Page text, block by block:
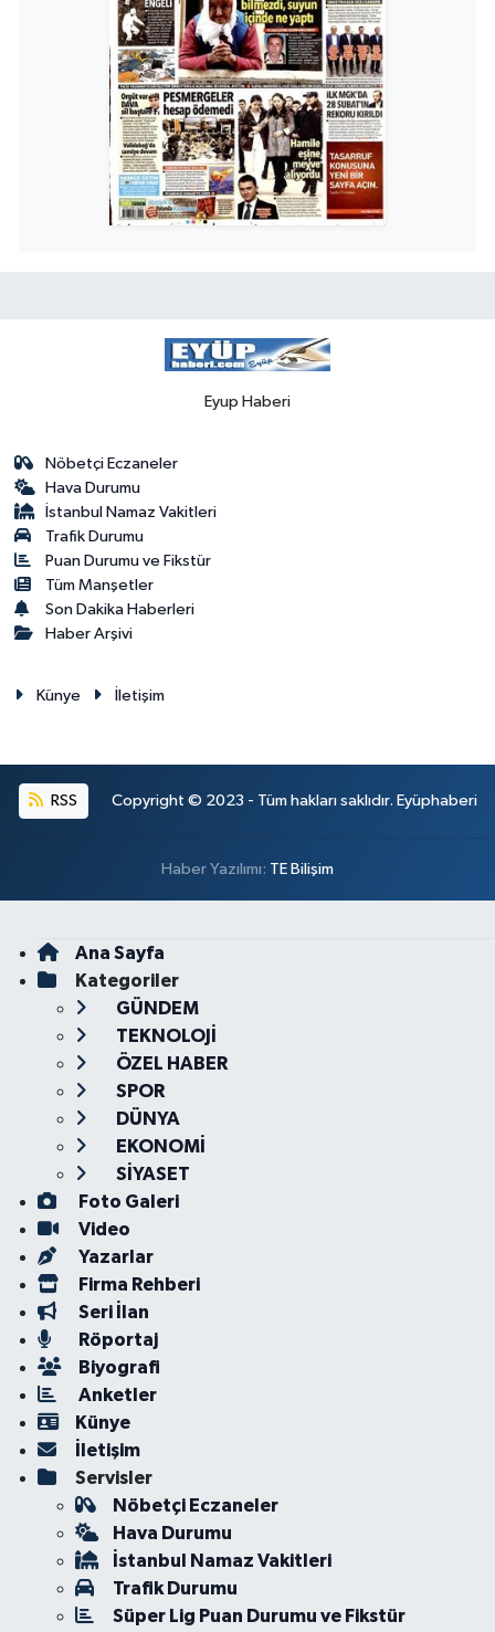
Eyup Haberi
Nöbetçi Eczaneler
Hava Durumu
İstanbul Namaz Vakitleri
Trafik Durumu
Puan Durumu ve Fikstür
Tüm Manşetler
Son Dakika Haberleri
Haber Arşivi
Künye İletişim
RSS Copyright © 2023 - Tüm hakları saklıdır. Eyüphaberi
Haber Yazılımı: TE Bilişim
Ana Sayfa
Kategoriler
GÜNDEM
TEKNOLOJİ
ÖZEL HABER
SPOR
DÜNYA
EKONOMİ
SİYASET
Foto Galeri
Video
Yazarlar
Firma Rehberi
Seri İlan
Röportaj
Biyografi
Anketler
Künye
İletişim
Servisler
Nöbetçi Eczaneler
Hava Durumu
İstanbul Namaz Vakitleri
Trafik Durumu
Süper Lig Puan Durumu ve Fikstür